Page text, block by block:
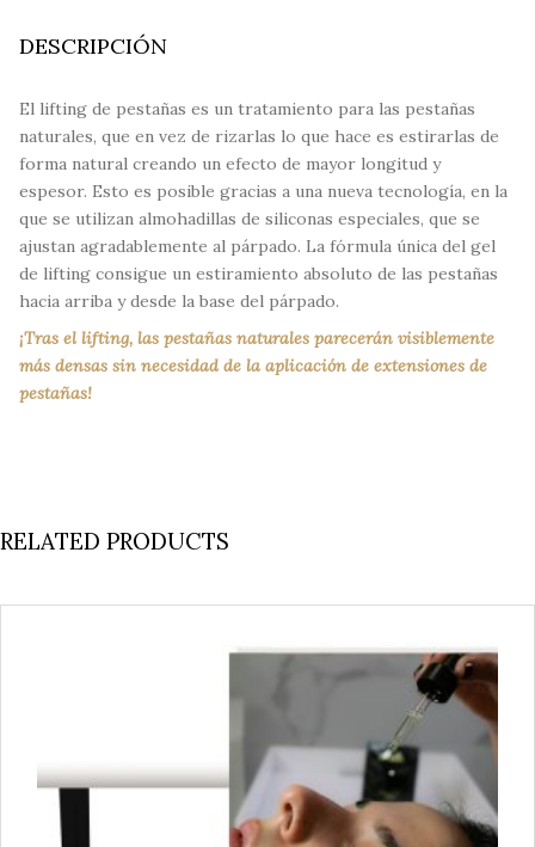
DESCRIPCIÓN
El lifting de pestañas es un tratamiento para las pestañas
naturales, que en vez de rizarlas lo que hace es estirarlas de
forma natural creando un efecto de mayor longitud y
espesor. Esto es posible gracias a una nueva tecnología, en la
que se utilizan almohadillas de siliconas especiales, que se
ajustan agradablemente al párpado. La fórmula única del gel
de lifting consigue un estiramiento absoluto de las pestañas
hacia arriba y desde la base del párpado.
¡Tras el lifting, las pestañas naturales parecerán visiblemente
más densas sin necesidad de la aplicación de extensiones de
pestañas!
RELATED PRODUCTS